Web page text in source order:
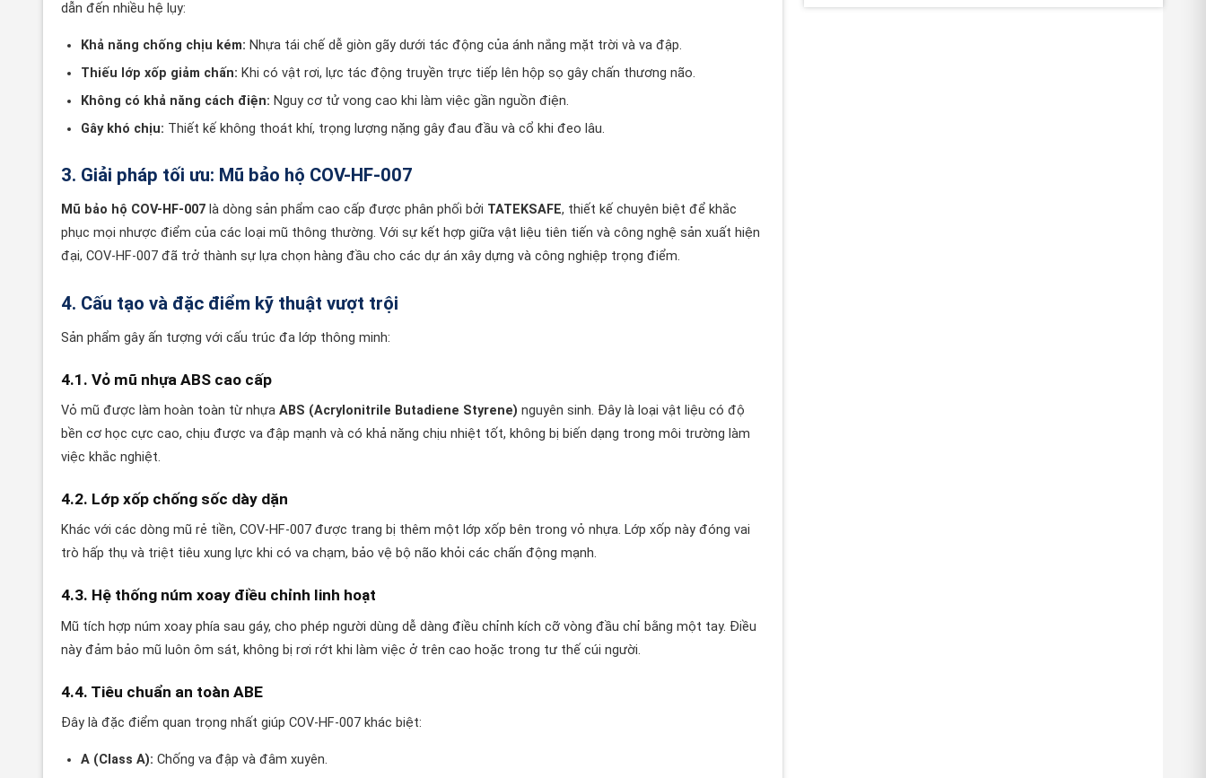
dẫn đến nhiều hệ lụy:
Khả năng chống chịu kém: Nhựa tái chế dễ giòn gãy dưới tác động của ánh nắng mặt trời và va đập.
Thiếu lớp xốp giảm chấn: Khi có vật rơi, lực tác động truyền trực tiếp lên hộp sọ gây chấn thương não.
Không có khả năng cách điện: Nguy cơ tử vong cao khi làm việc gần nguồn điện.
Gây khó chịu: Thiết kế không thoát khí, trọng lượng nặng gây đau đầu và cổ khi đeo lâu.
3. Giải pháp tối ưu: Mũ bảo hộ COV-HF-007
Mũ bảo hộ COV-HF-007 là dòng sản phẩm cao cấp được phân phối bởi TATEKSAFE, thiết kế chuyên biệt để khắc
phục mọi nhược điểm của các loại mũ thông thường. Với sự kết hợp giữa vật liệu tiên tiến và công nghệ sản xuất hiện
đại, COV-HF-007 đã trở thành sự lựa chọn hàng đầu cho các dự án xây dựng và công nghiệp trọng điểm.
4. Cấu tạo và đặc điểm kỹ thuật vượt trội
Sản phẩm gây ấn tượng với cấu trúc đa lớp thông minh:
4.1. Vỏ mũ nhựa ABS cao cấp
Vỏ mũ được làm hoàn toàn từ nhựa ABS (Acrylonitrile Butadiene Styrene) nguyên sinh. Đây là loại vật liệu có độ
bền cơ học cực cao, chịu được va đập mạnh và có khả năng chịu nhiệt tốt, không bị biến dạng trong môi trường làm
việc khắc nghiệt.
4.2. Lớp xốp chống sốc dày dặn
Khác với các dòng mũ rẻ tiền, COV-HF-007 được trang bị thêm một lớp xốp bên trong vỏ nhựa. Lớp xốp này đóng vai
trò hấp thụ và triệt tiêu xung lực khi có va chạm, bảo vệ bộ não khỏi các chấn động mạnh.
4.3. Hệ thống núm xoay điều chỉnh linh hoạt
Mũ tích hợp núm xoay phía sau gáy, cho phép người dùng dễ dàng điều chỉnh kích cỡ vòng đầu chỉ bằng một tay. Điều
này đảm bảo mũ luôn ôm sát, không bị rơi rớt khi làm việc ở trên cao hoặc trong tư thế cúi người.
4.4. Tiêu chuẩn an toàn ABE
Đây là đặc điểm quan trọng nhất giúp COV-HF-007 khác biệt:
A (Class A): Chống va đập và đâm xuyên.